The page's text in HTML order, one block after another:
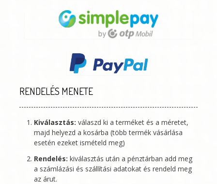
RENDELÉS MENETE
Kiválasztás: válaszd ki a terméket és a méretet,
majd helyezd a kosárba (több termék vásárlása
esetén ezeket ismételd meg)
Rendelés: kiválasztás után a pénztárban add meg
a számlázási és szállítási adatokat és rendeld meg
az árut.